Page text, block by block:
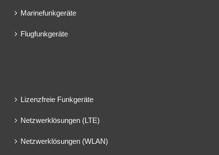
Marinefunkgeräte
Flugfunkgeräte
Lizenzfreie Funkgeräte
Netzwerklösungen (LTE)
Netzwerklösungen (WLAN)